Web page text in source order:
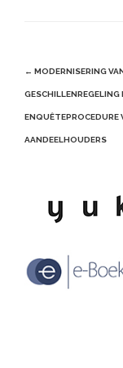
Post
navigation
← MODERNISERING
GESCHILLENREGELING
ENQUÊTEPROCEDURE
AANDEELHOUDERS